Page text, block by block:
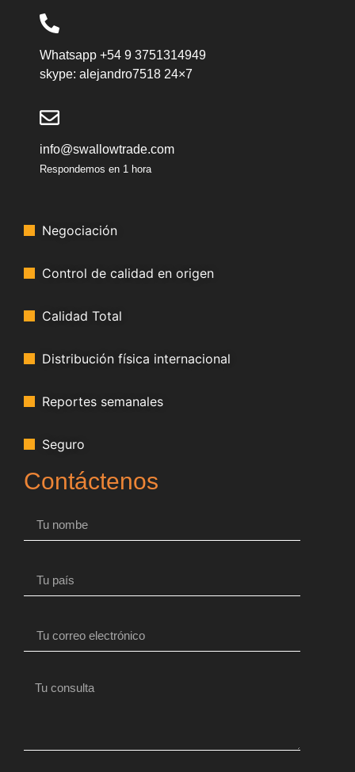
Whatsapp +54 9 3751314949
skype: alejandro7518 24×7
info@swallowtrade.com
Respondemos en 1 hora
Negociación
Control de calidad en origen
Calidad Total
Distribución física internacional
Reportes semanales
Seguro
Contáctenos